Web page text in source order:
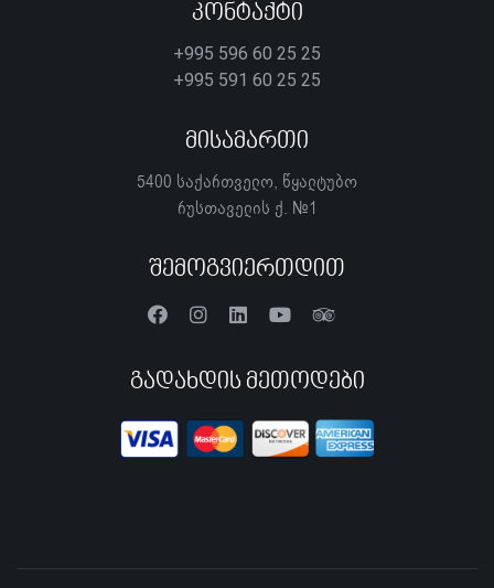
Კონტაქტი
+995 596 60 25 25
+995 591 60 25 25
Მისამართი
5400 საქართველო, წყალტუბო
რუსთაველის ქ. №1
Შემოგვიერთდით
Გადახდის Მეთოდები